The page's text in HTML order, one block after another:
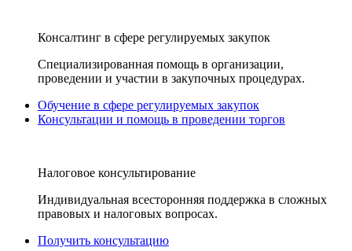
Консалтинг в сфере регулируемых закупок
Специализированная помощь в организации,
проведении и участии в закупочных процедурах.
Обучение в сфере регулируемых закупок
Консультации и помощь в проведении торгов
Налоговое консультирование
Индивидуальная всесторонняя поддержка в сложных
правовых и налоговых вопросах.
Получить консультацию